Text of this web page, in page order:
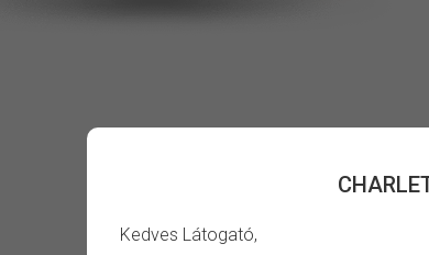
Kedves Látogató,